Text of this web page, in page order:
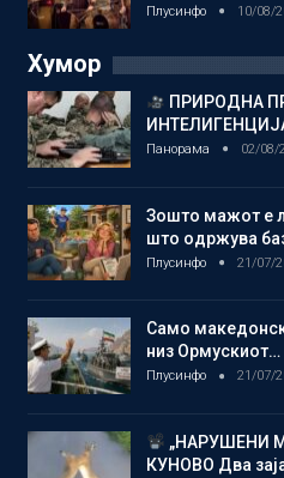
Плусинфо 10/08/
Хумор
ПРИРОДНА
Панорама 02/08/
Зошто мажот е
што одржува
Плусинфо 21/07/
Само
низ Ормускиот…
Плусинфо 21/07/
„НАРУШЕНИ
КУНОВО Два